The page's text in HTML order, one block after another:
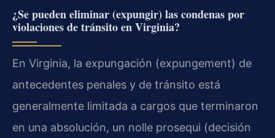
¿Se pueden eliminar (expungir) las condenas por
violaciones de tránsito en Virginia?
En Virginia, la expungación (expungement) de
antecedentes penales y de tránsito está
generalmente limitada a cargos que terminaron
en una absolución, un nolle prosequi (decisión